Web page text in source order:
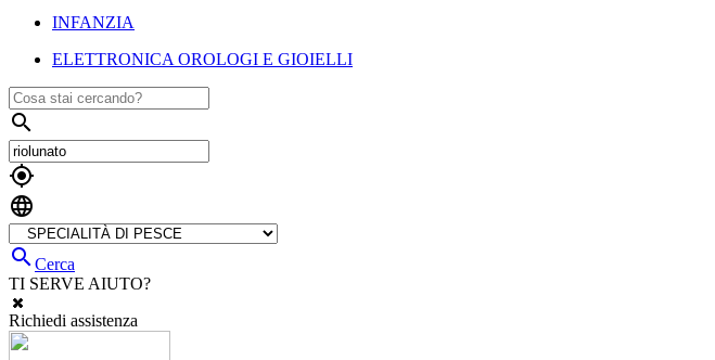
INFANZIA
ELETTRONICA OROLOGI E GIOIELLI



Cerca
TI SERVE AIUTO?
Richiedi assistenza